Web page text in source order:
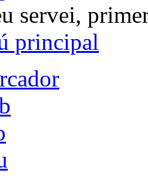
principal